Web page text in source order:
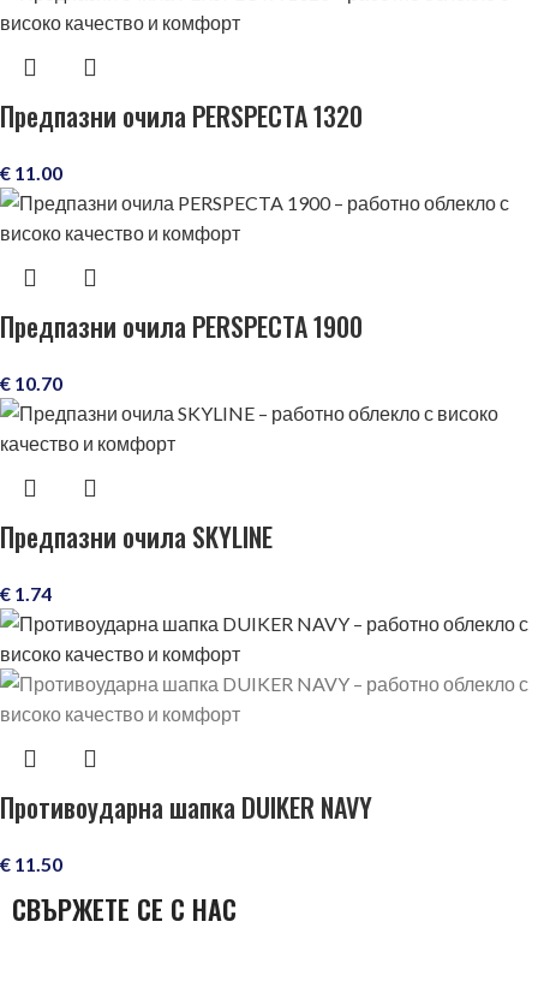
Предпазни очила PERSPECTA 1320
€ 11.00
Предпазни очила PERSPECTA 1900
€ 10.70
Предпазни очила SKYLINE
€ 1.74
Противоударна шапка DUIKER NAVY
€ 11.50
СВЪРЖЕТЕ СЕ С НАС